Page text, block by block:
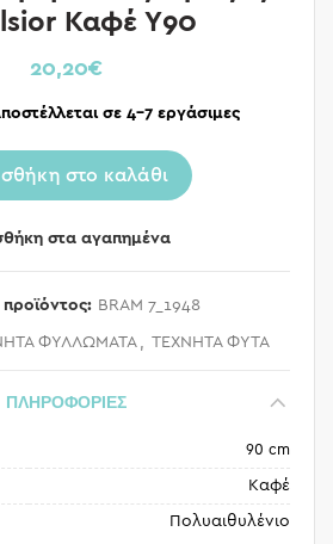
Καφέ Υ90
20,20€
σε 4-7 εργάσιμες
στο καλάθι
στα αγαπημένα
BRAM 7_1948
ΦΥΛΛΩΜΑΤΑ , ΤΕΧΝΗΤΑ ΦΥΤΑ
ΠΛΗΡΟΦΟΡΙΕΣ
90 cm
Καφέ
Πολυαιθυλένιο